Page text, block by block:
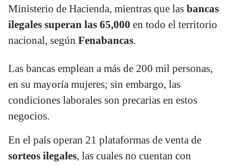
Ministerio de Hacienda, mientras que las bancas
ilegales superan las 65,000 en todo el territorio
nacional, según Fenabancas.
Las bancas emplean a más de 200 mil personas,
en su mayoría mujeres; sin embargo, las
condiciones laborales son precarias en estos
negocios.
En el país operan 21 plataformas de venta de
sorteos ilegales, las cuales no cuentan con